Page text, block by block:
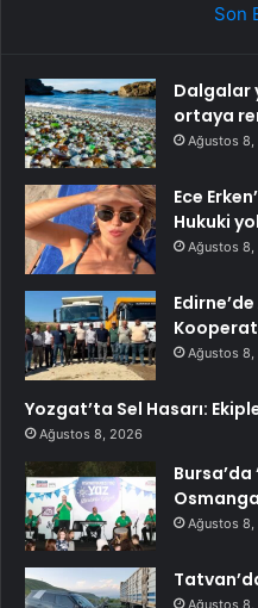
Son
Dalgalar
ortaya
Ağustos 8,
Ece
Hukuki
Ağustos 8,
Ağustos 8,
Yozgat’ta Sel Hasarı:
Ağustos 8, 2026
Bursa’da
Ağustos 8,
Ağustos 8,